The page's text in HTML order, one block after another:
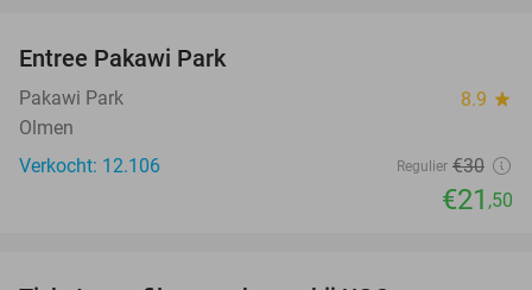
Entree Pakawi Park
Pakawi Park 8.9 star
Olmen
Verkocht: 12.106
Regulier €30
€21 ,50